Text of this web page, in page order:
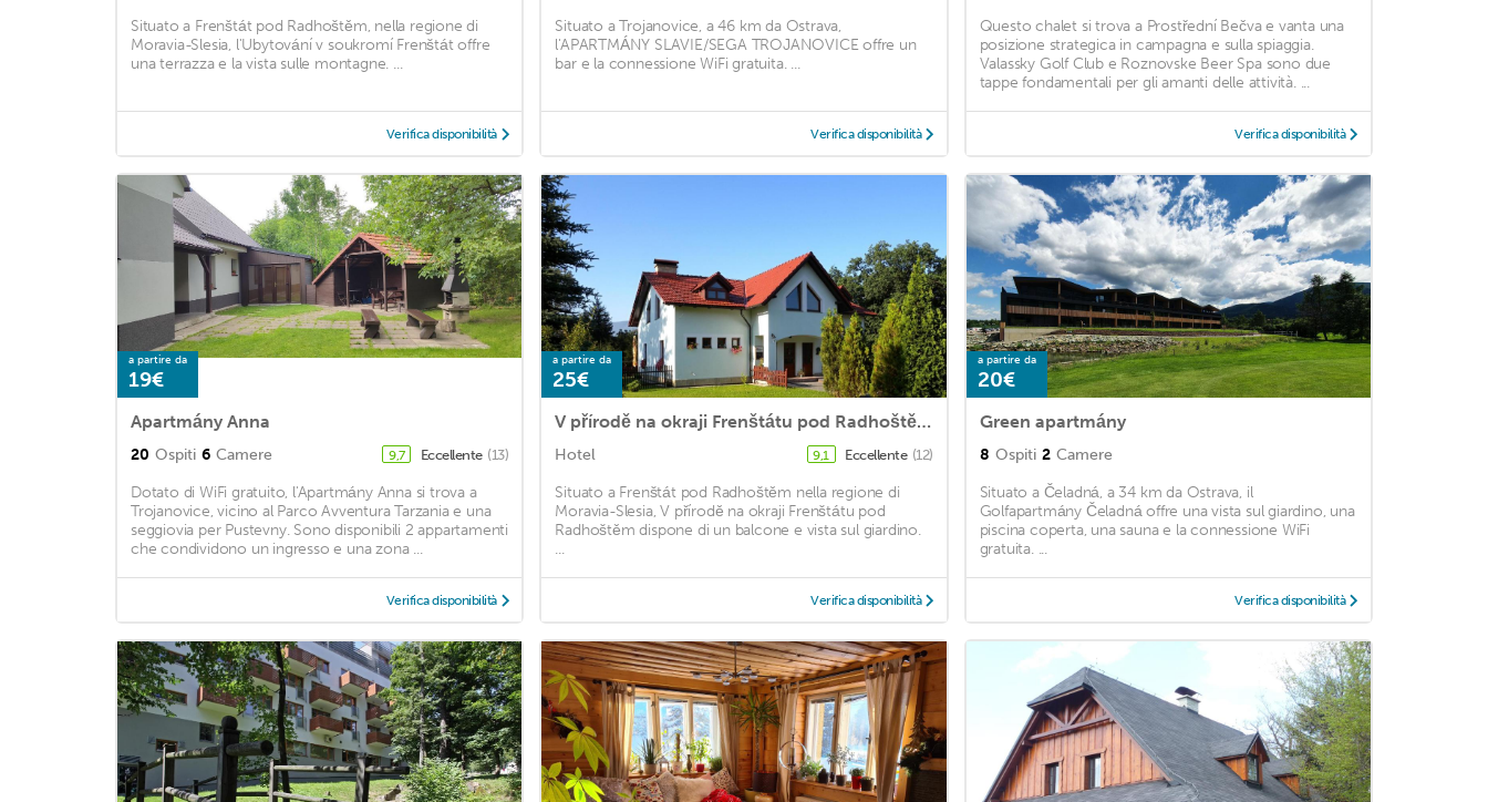
Situato a Frenštát pod Radhoštěm, nella regione di
Moravia-Slesia, l'Ubytování v soukromí Frenštát offre
una terrazza e la vista sulle montagne. ...
Verifica disponibilità
Situato a Trojanovice, a 46 km da Ostrava,
l'APARTMÁNY SLAVIE/SEGA TROJANOVICE offre un
bar e la connessione WiFi gratuita. ...
Verifica disponibilità
Questo chalet si trova a Prostřední Bečva e vanta una
posizione strategica in campagna e sulla spiaggia.
Valassky Golf Club e Roznovske Beer Spa sono due
tappe fondamentali per gli amanti delle attività. ...
Verifica disponibilità
a partire da
19€
Apartmány Anna
20 Ospiti 6 Camere 9,7 Eccellente (13)
Dotato di WiFi gratuito, l'Apartmány Anna si trova a
Trojanovice, vicino al Parco Avventura Tarzania e una
seggiovia per Pustevny. Sono disponibili 2 appartamenti
che condividono un ingresso e una zona ...
Verifica disponibilità
a partire da
25€
V přírodě na okraji Frenštátu pod Radhoštěm
Hotel 9,1 Eccellente (12)
Situato a Frenštát pod Radhoštěm nella regione di
Moravia-Slesia, V přírodě na okraji Frenštátu pod
Radhoštěm dispone di un balcone e vista sul giardino.
...
Verifica disponibilità
a partire da
20€
Green apartmány
8 Ospiti 2 Camere
Situato a Čeladná, a 34 km da Ostrava, il
Golfapartmány Čeladná offre una vista sul giardino, una
piscina coperta, una sauna e la connessione WiFi
gratuita. ...
Verifica disponibilità